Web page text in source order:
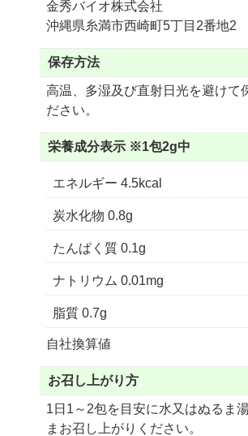
金秀バイオ株式会社
沖縄県糸満市西崎町5丁目2番地2
保存方法
高温、多湿及び直射日光を避けて
ださい。
栄養成分表示 ※1包2g中
エネルギー 4.5kcal
炭水化物 0.8g
たんぱく質 0.1g
ナトリウム 0.01mg
脂質 0.7g
自社換算値
お召し上がり方
1日1～2包を目安に水又はぬるま
まお召し上がりください。